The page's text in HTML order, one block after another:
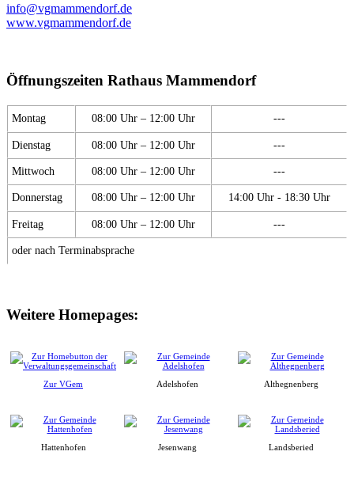
info@vgmammendorf.de
www.vgmammendorf.de
Öffnungszeiten Rathaus Mammendorf
Montag 08:00 Uhr – 12:00 Uhr ---
Dienstag 08:00 Uhr – 12:00 Uhr ---
Mittwoch 08:00 Uhr – 12:00 Uhr ---
Donnerstag 08:00 Uhr – 12:00 Uhr 14:00 Uhr - 18:30 Uhr
Freitag 08:00 Uhr – 12:00 Uhr ---
oder nach Terminabsprache
Weitere Homepages:
Zur VGem Adelshofen Althegnenberg
Hattenhofen Jesenwang Landsberied